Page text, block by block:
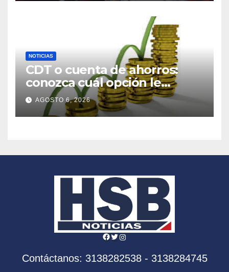
NOTICIAS
CDT o cuenta de ahorros:
conozca cuál opción le
conviene más para cuidar su
dinero
AGOSTO 6, 2026
Facebook
Twitter
Instagram
Contáctanos: 3138282538 - 3138284745